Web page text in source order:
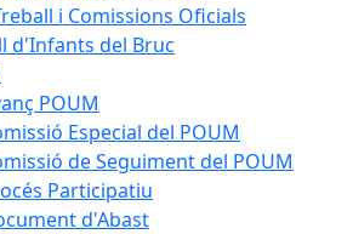
i Comissions Oficials
d'Infants del Bruc
POUM
Especial del POUM
de Seguiment del POUM
Participatiu
d'Abast